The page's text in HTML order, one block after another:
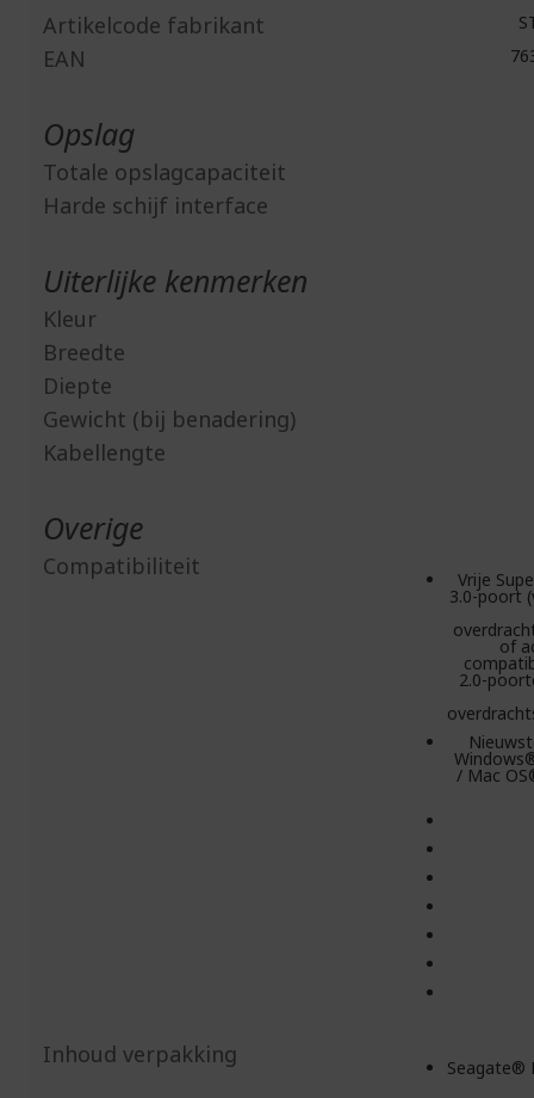
Artikelcode fabrikant
EAN
Opslag
Totale opslagcapaciteit
Harde schijf interface
Uiterlijke kenmerken
Kleur
Breedte
Diepte
Gewicht (bij benadering)
Kabellengte
Overige
Compatibiliteit Vrije
3.0-poort
of
2.0-
/ Mac
Inhoud verpakking
Seagate®